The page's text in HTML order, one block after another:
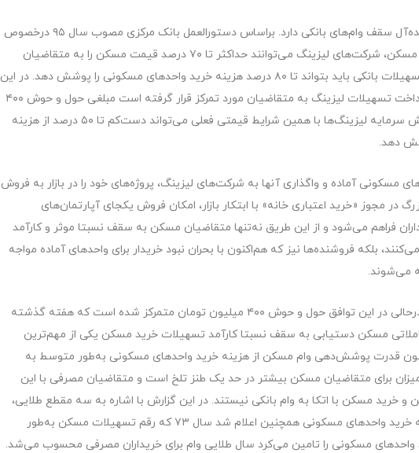
این تسهیلات اما یک تفاوت عمده با شکل ایده‌آل سقف وام‌های بانکی دارد. براساس دستورالعمل بانک مرکزی مصوب سال ۹۵ درخصوص
ضوابط راه‌اندازی و فعالیت لیزینگ‌ها در حوزه مسکن، شرکت‌های لیزینگ می‌‌توانند حداکثر تا ۷۰ درصد قیمت مسکن را به متقاضیان
تسهیلات پرداخت کنند اما در حالت ایده‌آل تسهیلات بانکی باید بتواند تا ۸۰ درصد هزینه خرید واحدهای مسکونی را پوشش دهد. در این
سازوکار و ابتکار عمل رقم اولیه‌ای که برای پرداخت تسهیلات لیزینگ به متقاضیان مورد تمرکز قرار گرفته است مبلغی حول و حوش ۴۰۰
میلیون تومان است که البته در صورت افزایش سرمایه لیزینگ‌ها با همین شرایط قیمتی فعلی می‌تواند دست‌کم تا ۵۰ درصد از هزینه
دهد.
مسکونی آماده و واگذاری آنها به شرکت‌های لیزینگ، پروژه‌های خود را در بازار به فروش
در مجوز «خرید اعتباری خانه» با ابتکار بازار، امکان فروش یکجای آپارتمان‌های
فراهم می‌شود و از این طریق نه‌تنها متقاضیان مسکن به سقف نسبتا موثر و کارآمد
بلکه فروشنده‌ها نیز که هم‌اکنون با بحران نبود خریدار برای واحدهای آماده مواجه
می‌شوند.
رقم تسهیلات لیزینگ در مقطع زمانی فعلی درحالی در این توافق حول و حوش ۴۰۰ میلیون تومان متمرکز شده است که هفته گذشته
مسکن دستیابی به سقف نسبتا کارآمد تسهیلات خرید مسکن یکی از مهم‌ترین
قدرت پوشش‌دهی وام مسکن از هزینه خرید واحدهای مسکونی به‌طور متوسط به
میزان برای متقاضیان مسکن بیشتر در حد یک طنز تلخ است و متقاضیان مصرفی با این
مسکن با اتکا به وام بانکی نیستند. در این گزارش با اشاره به سه مقطع طلایی،
سبز و سیاه وام مسکن در پوشش‌دهی هزینه خرید واحدهای مسکونی همچنین اعلام شد سال ۷۳ که رقم تسهیلات مسکن به‌طور
هزینه خرید واحدهای مسکونی را تامین می‌کرد سال طلایی وام برای خریداران مصرفی محسوب می‌شد.